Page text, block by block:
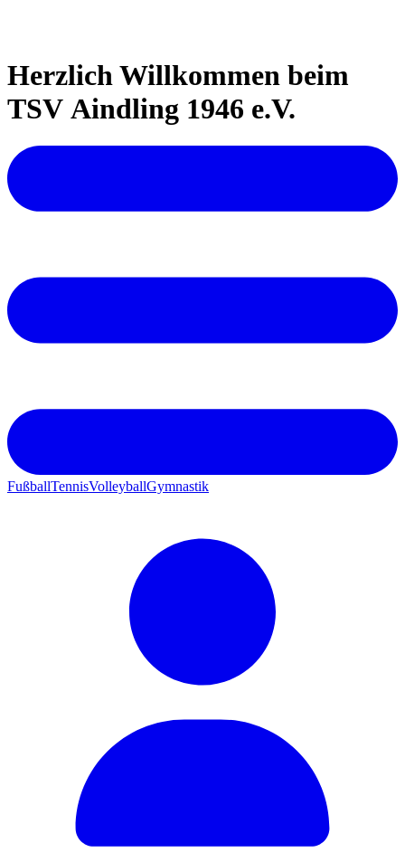
Herzlich Willkommen beim
TSV Aindling 1946 e.V.
FußballTennisVolleyballGymnastik